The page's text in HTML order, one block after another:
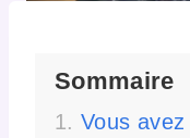
Sommaire
Vous